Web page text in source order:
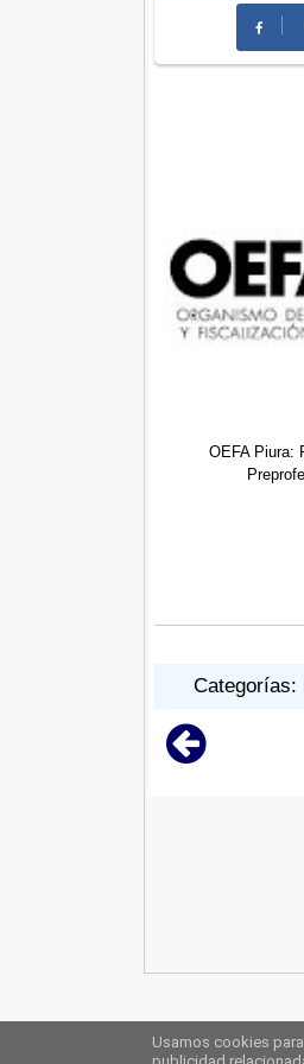
Categorías:
Usamos cookies